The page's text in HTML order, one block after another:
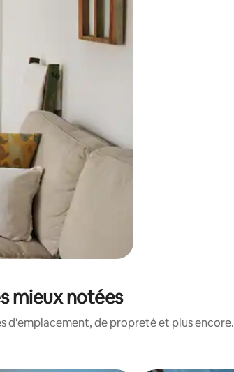
et en faisant glisser.
mieux notées
d'emplacement, de propreté et plus encore.